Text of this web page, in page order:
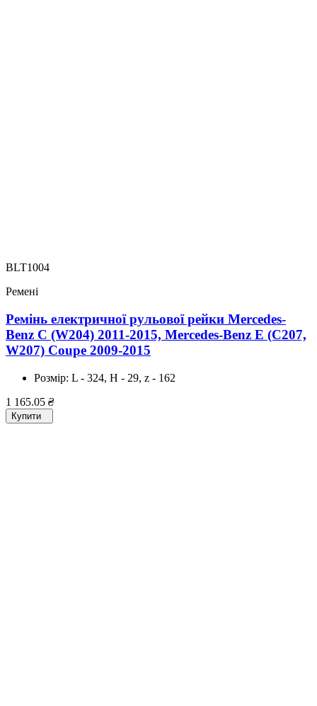
BLT1004
Ремені
Ремінь електричної рульової рейки Mercedes-
Benz C (W204) 2011-2015, Mercedes-Benz E (C207,
W207) Coupe 2009-2015
Розмір: L - 324, H - 29, z - 162
1 165.05 ₴
Купити